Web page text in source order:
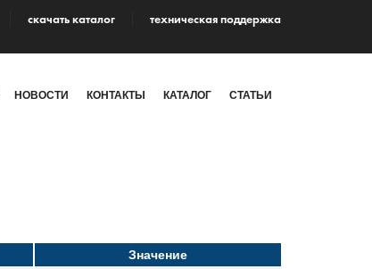
cкачать каталог техническая поддержка
НОВОСТИ КОНТАКТЫ КАТАЛОГ СТАТЬИ
Значение